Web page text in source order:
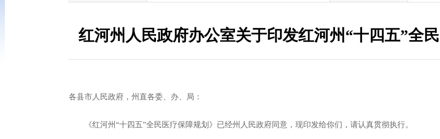
红河州人民政府办公室关于印发红河州“十四五”全
各县市人民政府，州直各委、办、局：
《红河州“十四五”全民医疗保障规划》已经州人民政府同意，现印发给你们，请认真贯彻执行。